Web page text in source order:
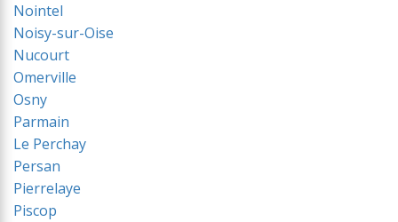
Nointel
Noisy-sur-Oise
Nucourt
Omerville
Osny
Parmain
Le Perchay
Persan
Pierrelaye
Piscop